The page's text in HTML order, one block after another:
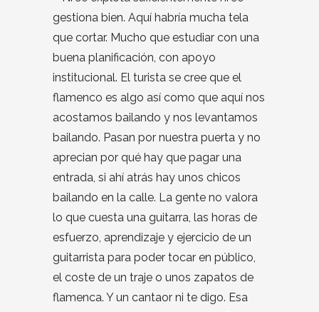
gestiona bien. Aquí habría mucha tela
que cortar. Mucho que estudiar con una
buena planificación, con apoyo
institucional. El turista se cree que el
flamenco es algo así como que aquí nos
acostamos bailando y nos levantamos
bailando. Pasan por nuestra puerta y no
aprecian por qué hay que pagar una
entrada, si ahí atrás hay unos chicos
bailando en la calle. La gente no valora
lo que cuesta una guitarra, las horas de
esfuerzo, aprendizaje y ejercicio de un
guitarrista para poder tocar en público,
el coste de un traje o unos zapatos de
flamenca. Y un cantaor ni te digo. Esa